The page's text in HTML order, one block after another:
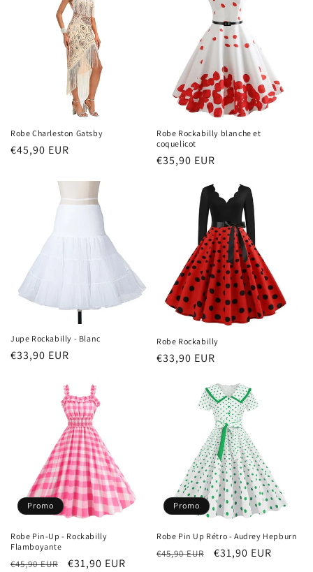
Robe Charleston Gatsby
Prix
€45,90 EUR
Robe Rockabilly blanche et
coquelicot
Prix
€35,90 EUR
Jupe Rockabilly - Blanc
Prix
€33,90 EUR
Robe Rockabilly
Prix
€33,90 EUR
Promo
Robe Pin-Up - Rockabilly
Flamboyante
Prix
€45,90 EUR
Prix
€31,90 EUR
Promo
Robe Pin Up Rétro - Audrey Hepburn
Prix
€45,90 EUR
Prix
€31,90 EUR